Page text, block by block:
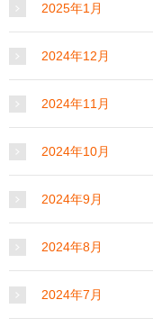
2025年1月
2024年12月
2024年11月
2024年10月
2024年9月
2024年8月
2024年7月